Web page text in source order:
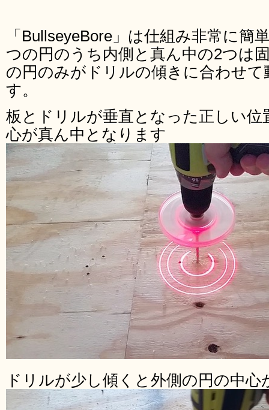
「BullseyeBore」は仕組み非常に簡
つの円のうち内側と真ん中の2つは
の円のみがドリルの傾きに合わせ
す。
板とドリルが垂直となった正しい位
心が真ん中となります
ドリルが少し傾くと外側の円の中